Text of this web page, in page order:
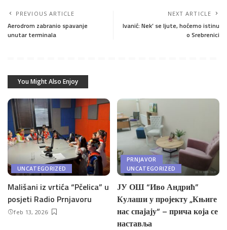
PREVIOUS ARTICLE
Aerodrom zabranio spavanje
unutar terminala
NEXT ARTICLE
Ivanić: Nek’ se ljute, hoćemo istinu
o Srebrenici
You Might Also Enjoy
UNCATEGORIZED
Mališani iz vrtića “Pčelica” u
posjeti Radio Prnjavoru
feb 13, 2026
PRNJAVOR
UNCATEGORIZED
ЈУ ОШ “Иво Андрић”
Кулаши у пројекту „Књиге
нас спајају“ – прича која се
наставља